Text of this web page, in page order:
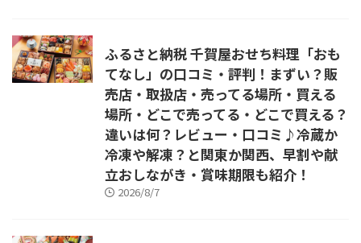
ふるさと納税 千賀屋おせち料理「おも
てなし」の口コミ・評判！まずい？販
売店・取扱店・売ってる場所・買える
場所・どこで売ってる・どこで買える？
違いは何？レビュー・口コミ♪冷蔵か
冷凍や解凍？と関東か関西、早割や献
立おしながき・賞味期限も紹介！
2026/8/7